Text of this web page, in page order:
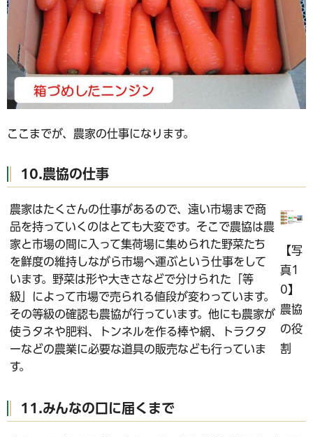
ここまでが、農家の仕事になります。
10.農協の仕事
農家はたくさんの仕事があるので、遠い市場まで商
品を持っていくのはとても大変です。そこで農協は農
家と市場の間に入って集荷場に集められた野菜たち
を鮮度の維持しながら市場へ運ぶという仕事をして
います。野菜は形や大きさなどで分けられた「等
級」によって市場で売られる値段が変わっています。
その等級の確認も農協が行っています。他にも農家が
使うタネや肥料、トンネルを作る棒や網、トラクタ
ーなどの農業に必要な道具の販売なども行っていま
す。
【写
真1
0】
農協
の役
割
11.みんなの口に届くまで